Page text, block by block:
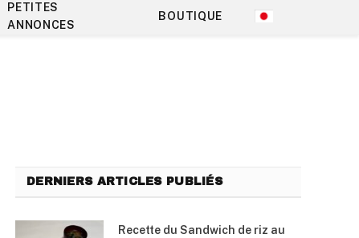
PETITES
ANNONCES
BOUTIQUE
DERNIERS ARTICLES PUBLIÉS
Recette du Sandwich de riz au